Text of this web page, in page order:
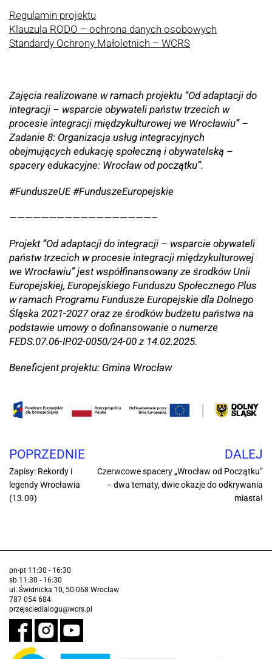
Regulamin projektu
Klauzula RODO – ochrona danych osobowych
Standardy Ochrony Małoletnich – WCRS
Zajęcia realizowane w ramach projektu “Od adaptacji do
integracji – wsparcie obywateli państw trzecich w
procesie integracji międzykulturowej we Wrocławiu” –
Zadanie 8: Organizacja usług integracyjnych
obejmujących edukację społeczną i obywatelską –
spacery edukacyjne: Wrocław od początku”.
#FunduszeUE #FunduszeEuropejskie
——————————————————–
Projekt “Od adaptacji do integracji – wsparcie obywateli
państw trzecich w procesie integracji międzykulturowej
we Wrocławiu” jest współfinansowany ze środków Unii
Europejskiej, Europejskiego Funduszu Społecznego Plus
w ramach Programu Fundusze Europejskie dla Dolnego
Śląska 2021-2027 oraz ze środków budżetu państwa na
podstawie umowy o dofinansowanie o numerze
FEDS.07.06-IP.02-0050/24-00 z 14.02.2025.
Beneficjent projektu: Gmina Wrocław
POPRZEDNIE
Zapisy: Rekordy i
legendy Wrocławia
(13.09)
DALEJ
Czerwcowe spacery „Wrocław od Początku”
– dwa tematy, dwie okazje do odkrywania
miasta!
pn-pt 11:30 - 16:30
sb 11:30 - 16:30
ul. Świdnicka 10, 50-068 Wrocław
787 054 684
przejsciedialogu@wcrs.pl